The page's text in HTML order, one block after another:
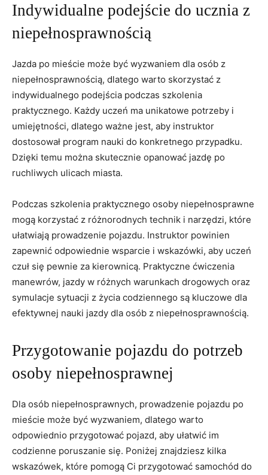
Indywidualne‍ podejście do ​ucznia z​
niepełnosprawnością
Jazda po ⁢mieście ​może być wyzwaniem dla osób z
niepełnosprawnością, ⁢dlatego warto skorzystać z
indywidualnego podejścia podczas szkolenia
⁤praktycznego. Każdy⁣ uczeń ma unikatowe⁤ potrzeby i‍
umiejętności, dlatego ⁣ważne jest, aby instruktor
dostosował program nauki do konkretnego przypadku.
Dzięki temu można skutecznie opanować jazdę ⁣po⁤
ruchliwych ulicach miasta.
Podczas⁢ szkolenia praktycznego osoby ⁤niepełnosprawne
mogą korzystać z różnorodnych technik‍ i narzędzi, które
ułatwiają prowadzenie pojazdu. Instruktor powinien
zapewnić odpowiednie ​wsparcie‌ i wskazówki, aby ⁤uczeń
czuł ​się pewnie za‍ kierownicą. Praktyczne ćwiczenia
manewrów, ​jazdy w różnych‌ warunkach drogowych oraz
symulacje sytuacji z ⁢życia codziennego są ​kluczowe dla
⁢efektywnej nauki​ jazdy dla osób z niepełnosprawnością.
Przygotowanie pojazdu do potrzeb
‌osoby niepełnosprawnej
Dla osób​ niepełnosprawnych, ⁤prowadzenie ‍pojazdu ⁤po
mieście może⁢ być wyzwaniem, dlatego warto
odpowiednio przygotować pojazd, aby ułatwić im
codzienne ⁢poruszanie się. Poniżej znajdziesz kilka
wskazówek, które pomogą⁤ Ci przygotować⁣ samochód do